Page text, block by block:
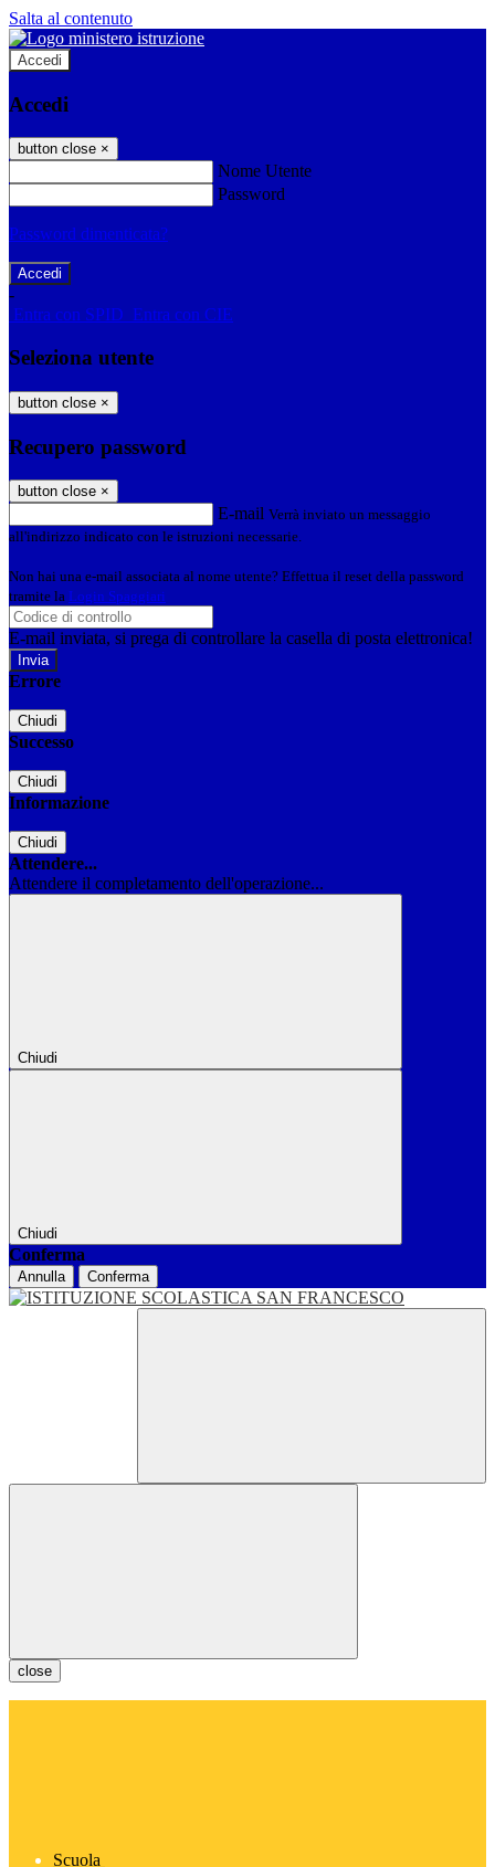
Salta al contenuto
Accedi
Accedi
button close ×
Nome Utente
Password
Password dimenticata?
-
Entra con SPID Entra con CIE
Seleziona utente
button close ×
Recupero password
button close ×
E-mail Verrà inviato un messaggio
all'indirizzo indicato con le istruzioni necessarie.
Non hai una e-mail associata al nome utente? Effettua il reset della password
tramite la Login Spaggiari
E-mail inviata, si prega di controllare la casella di posta elettronica!
Errore
Chiudi
Successo
Chiudi
Informazione
Chiudi
Attendere...
Attendere il completamento dell'operazione...
Chiudi
Chiudi
Conferma
Annulla Conferma
close
Scuola